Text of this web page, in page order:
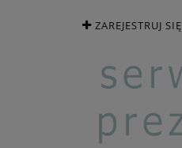
ZAREJESTRUJ SIĘ